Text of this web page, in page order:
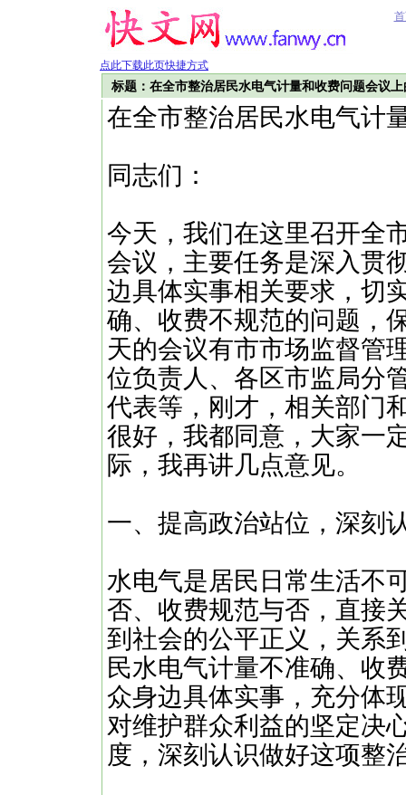
点此下载此页快捷方式
标题：在全市整治居民水电气计量和收费问题会议
在全市整治居民水电气计
同志们：
今天，我们在这里召开全
会议，主要任务是深入贯
边具体实事相关要求，切
确、收费不规范的问题，
天的会议有市市场监督管
位负责人、各区市监局分
代表等，刚才，相关部门
很好，我都同意，大家一
际，我再讲几点意见。
一、提高政治站位，深刻
水电气是居民日常生活不
否、收费规范与否，直接
到社会的公平正义，关系
民水电气计量不准确、收
众身边具体实事，充分体
对维护群众利益的坚定决
度，深刻认识做好这项整